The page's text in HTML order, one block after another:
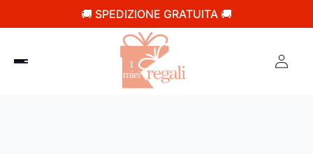
🚚 SPEDIZIONE GRATUITA 🚚